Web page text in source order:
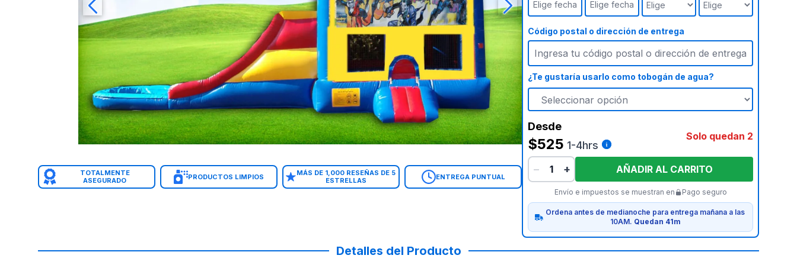
TOTALMENTE
ASEGURADO
PRODUCTOS LIMPIOS
MÁS DE 1,000 RESEÑAS DE 5
ESTRELLAS
ENTREGA PUNTUAL
Elige fecha
Elige fecha
Código postal o dirección de entrega
¿Te gustaría usarlo como tobogán de agua?
Desde
$525 1-4hrs
Solo quedan 2
− + AÑADIR AL CARRITO
Envío e impuestos se muestran en Pago seguro
Ordena antes de medianoche para entrega mañana a las
10AM. Quedan 41m
Detalles del Producto